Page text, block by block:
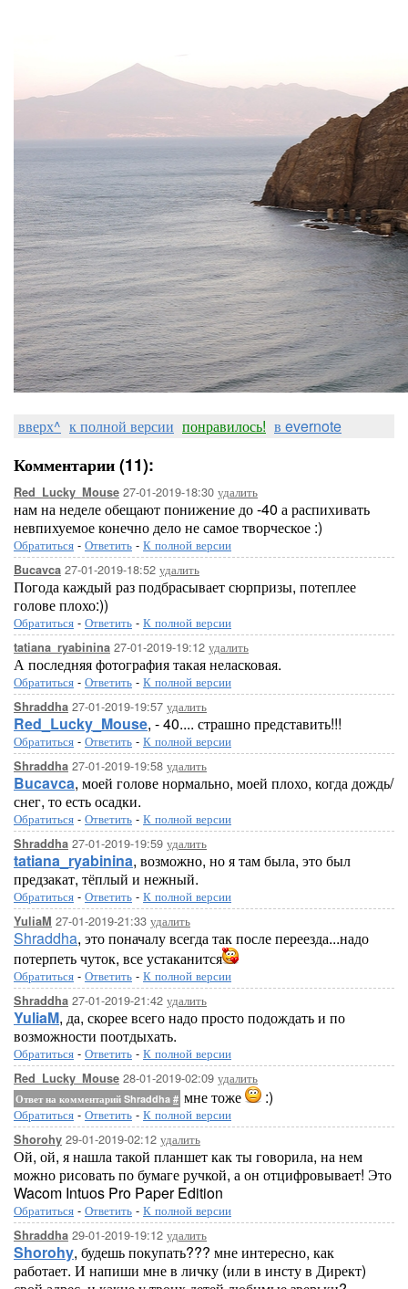
вверх^ к полной версии понравилось! в evernote
Комментарии (11):
Red_Lucky_Mouse 27-01-2019-18:30 удалить
нам на неделе обещают понижение до -40 а распихивать
невпихуемое конечно дело не самое творческое :)
Обратиться - Ответить - К полной версии
Bucavca 27-01-2019-18:52 удалить
Погода каждый раз подбрасывает сюрпризы, потеплее
голове плохо:))
Обратиться - Ответить - К полной версии
tatiana_ryabinina 27-01-2019-19:12 удалить
А последняя фотография такая неласковая.
Обратиться - Ответить - К полной версии
Shraddha 27-01-2019-19:57 удалить
Red_Lucky_Mouse, - 40.... страшно представить!!!
Обратиться - Ответить - К полной версии
Shraddha 27-01-2019-19:58 удалить
Bucavca, моей голове нормально, моей плохо, когда дождь/
снег, то есть осадки.
Обратиться - Ответить - К полной версии
Shraddha 27-01-2019-19:59 удалить
tatiana_ryabinina, возможно, но я там была, это был
предзакат, тёплый и нежный.
Обратиться - Ответить - К полной версии
YuliaM 27-01-2019-21:33 удалить
Shraddha, это поначалу всегда так после переезда...надо
потерпеть чуток, все устаканится
Обратиться - Ответить - К полной версии
Shraddha 27-01-2019-21:42 удалить
YuliaM, да, скорее всего надо просто подождать и по
возможности поотдыхать.
Обратиться - Ответить - К полной версии
Red_Lucky_Mouse 28-01-2019-02:09 удалить
Ответ на комментарий Shraddha # мне тоже :)
Обратиться - Ответить - К полной версии
Shorohy 29-01-2019-02:12 удалить
Ой, ой, я нашла такой планшет как ты говорила, на нем
можно рисовать по бумаге ручкой, а он отцифровывает! Это
Wacom Intuos Pro Paper Edition
Обратиться - Ответить - К полной версии
Shraddha 29-01-2019-19:12 удалить
Shorohy, будешь покупать??? мне интересно, как
работает. И напиши мне в личку (или в инсту в Директ)